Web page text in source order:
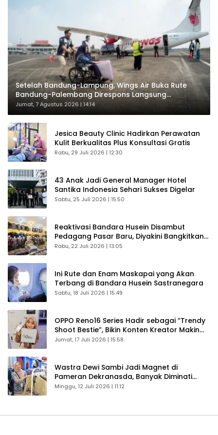
Setelah Bandung-Lampung, Wings Air Buka Rute
Bandung-Palembang Direspons Langsung
Penumpang
Jumat, 7 Agustus 2026 | 14:14
Jesica Beauty Clinic Hadirkan Perawatan
Kulit Berkualitas Plus Konsultasi Gratis
Rabu, 29 Juli 2026 | 12:30
43 Anak Jadi General Manager Hotel
Santika Indonesia Sehari Sukses Digelar
Sabtu, 25 Juli 2026 | 15:50
Reaktivasi Bandara Husein Disambut
Pedagang Pasar Baru, Diyakini Bangkitkan
Kembali Ekonomi Bandung
Rabu, 22 Juli 2026 | 13:05
Ini Rute dan Enam Maskapai yang Akan
Terbang di Bandara Husein Sastranegara
Sabtu, 18 Juli 2026 | 15:49
OPPO Reno16 Series Hadir sebagai “Trendy
Shoot Bestie”, Bikin Konten Kreator Makin
Betah
Jumat, 17 Juli 2026 | 15:58
Wastra Dewi Sambi Jadi Magnet di
Pameran Dekranasda, Banyak Diminati
Pengunjung
Minggu, 12 Juli 2026 | 11:12